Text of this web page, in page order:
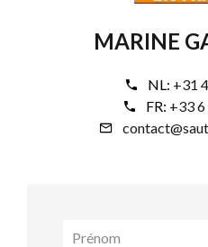
MARINE
NL: +31
FR: +33